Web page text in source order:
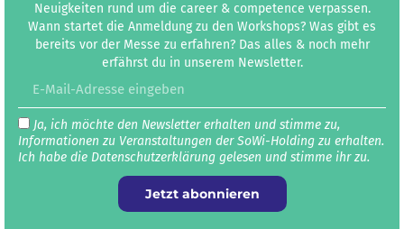
Neuigkeiten rund um die career & competence verpassen.
Wann startet die Anmeldung zu den Workshops? Was gibt es
bereits vor der Messe zu erfahren? Das alles & noch mehr
erfährst du in unserem Newsletter.
Ja, ich möchte den Newsletter erhalten und stimme zu,
Informationen zu Veranstaltungen der SoWi-Holding zu erhalten.
Ich habe die Datenschutz­erklärung gelesen und stimme ihr zu.
Jetzt abonnieren